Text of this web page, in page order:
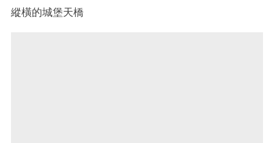
縱橫的城堡天橋